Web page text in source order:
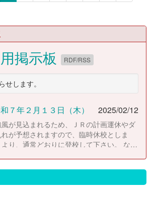
掲示板 RDF/RSS
せします。
７年２月１３日（木） 2025/02/12
が見込まれるため、ＪＲの計画運休やダ
が予想されますので、臨時休校としま
り、通常どおりに登校して下さい。 な
日目